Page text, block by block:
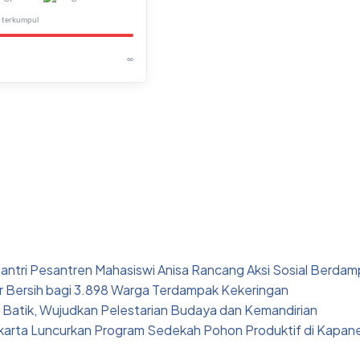
terkumpul
∞
Pesantren Mahasiswi Anisa Rancang Aksi Sosial
bagi 3.898 Warga Terdampak Kekeringan
Wujudkan Pelestarian Budaya dan Kemandirian
Luncurkan Program Sedekah Pohon Produktif di